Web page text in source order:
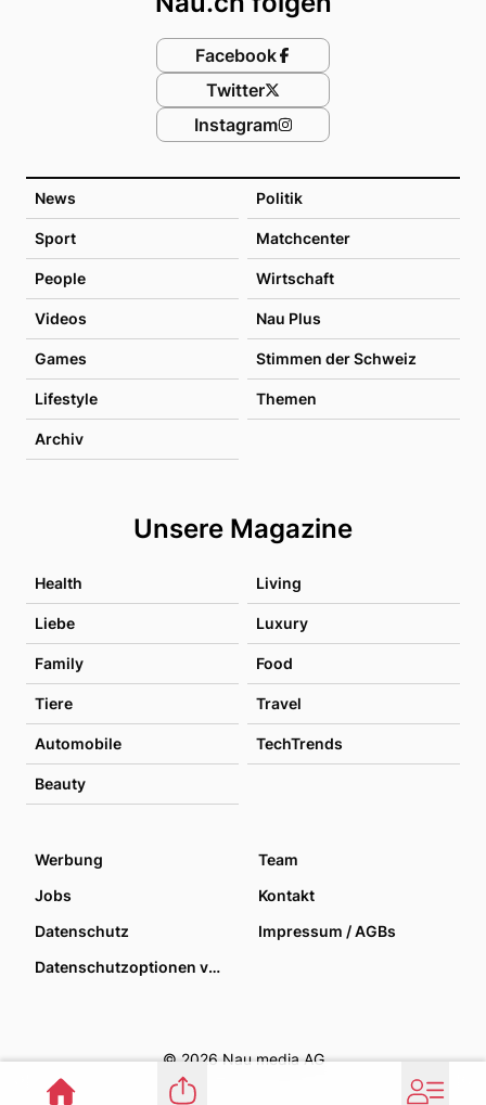
News Politik
Sport Matchcenter
People Wirtschaft
Videos Nau Plus
Games Stimmen der Schweiz
Lifestyle Themen
Archiv
Unsere Magazine
Health Living
Liebe Luxury
Family Food
Tiere Travel
Automobile TechTrends
Beauty
Facebook
Twitter
Instagram
Werbung
Team
Jobs
Kontakt
Datenschutz
Impressum / AGBs
Datenschutzoptionen verwalten
© 2026 Nau media AG